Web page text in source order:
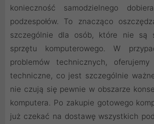
konieczność samodzielnego
podzespołów. To znacząco
szczególnie dla osób, które nie są
sprzętu komputerowego. W
problemów technicznych, oferujemy
techniczne, co jest szczególnie
nie czują się pewnie w obszarze
komputera. Po zakupie gotowego
już czekać na dostawę wszystkich